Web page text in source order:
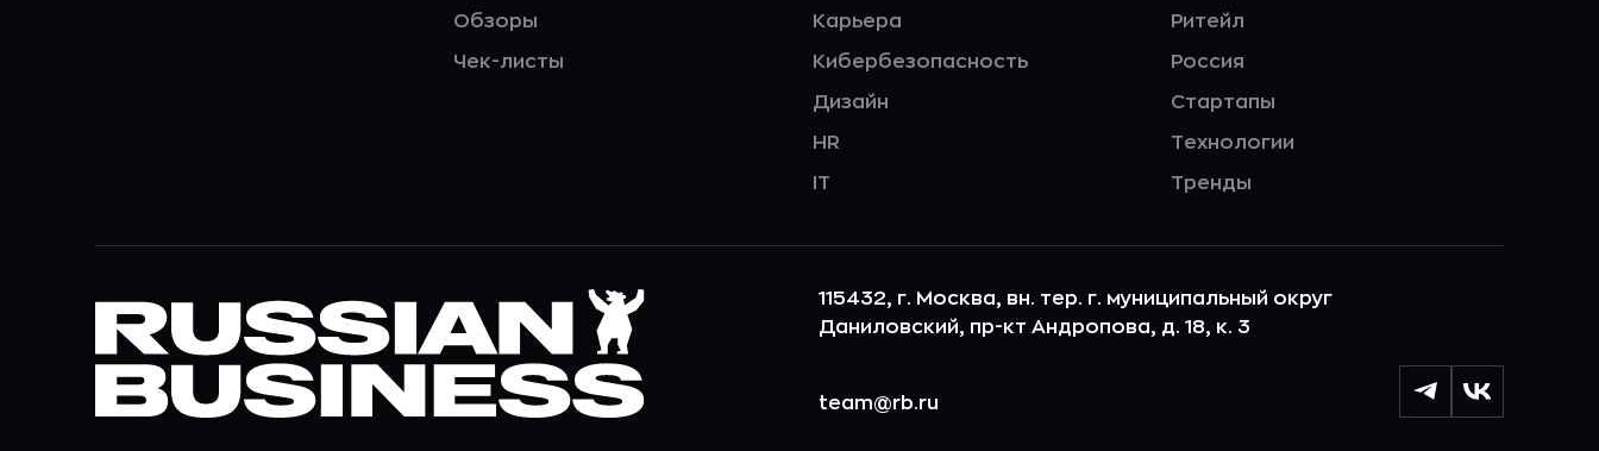
Обзоры
Чек-листы
Карьера
Кибербезопасность
Дизайн
HR
IT
Ритейл
Россия
Стартапы
Технологии
Тренды
115432, г. Москва, вн. тер. г. муниципальный округ
Даниловский, пр-кт Андропова, д. 18, к. 3
team@rb.ru